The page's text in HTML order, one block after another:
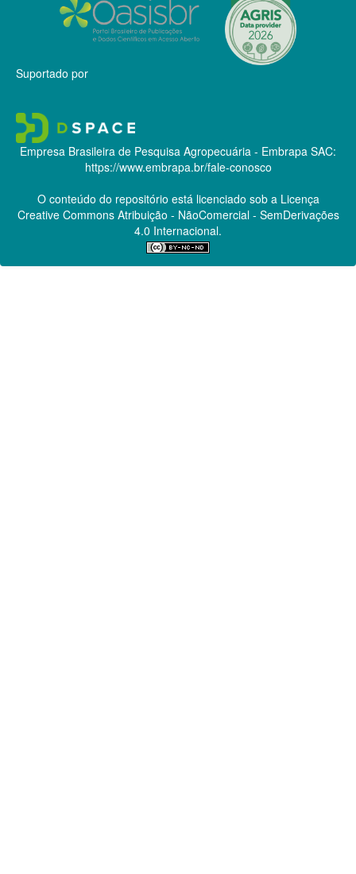
Suportado por
Empresa Brasileira de Pesquisa Agropecuária - Embrapa SAC:
https://www.embrapa.br/fale-conosco
O conteúdo do repositório está licenciado sob a Licença
Creative CommonsAtribuição - NãoComercial - SemDerivações
4.0 Internacional.